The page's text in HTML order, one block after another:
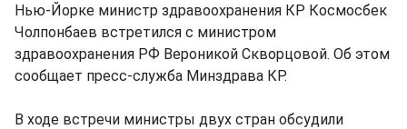
Нью-Йорке министр здравоохранения КР Космосбек
Чолпонбаев встретился с министром
здравоохранения РФ Вероникой Скворцовой. Об этом
сообщает пресс-служба Минздрава КР.
В ходе встречи министры двух стран обсудили